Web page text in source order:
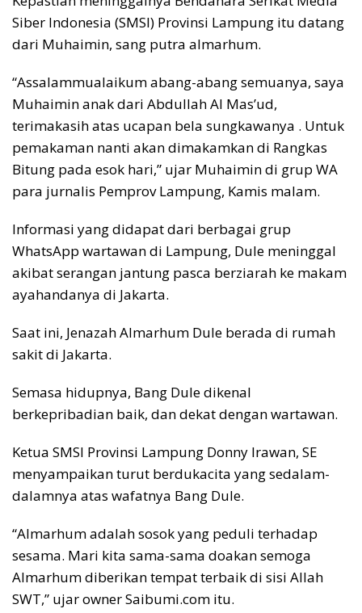
Siber Indonesia (SMSI) Provinsi Lampung itu datang
dari Muhaimin, sang putra almarhum.
“Assalammualaikum abang-abang semuanya, saya
Muhaimin anak dari Abdullah Al Mas’ud,
terimakasih atas ucapan bela sungkawanya . Untuk
pemakaman nanti akan dimakamkan di Rangkas
Bitung pada esok hari,” ujar Muhaimin di grup WA
para jurnalis Pemprov Lampung, Kamis malam.
Informasi yang didapat dari berbagai grup
WhatsApp wartawan di Lampung, Dule meninggal
akibat serangan jantung pasca berziarah ke makam
ayahandanya di Jakarta.
Saat ini, Jenazah Almarhum Dule berada di rumah
sakit di Jakarta.
Semasa hidupnya, Bang Dule dikenal
berkepribadian baik, dan dekat dengan wartawan.
Ketua SMSI Provinsi Lampung Donny Irawan, SE
menyampaikan turut berdukacita yang sedalam-
dalamnya atas wafatnya Bang Dule.
“Almarhum adalah sosok yang peduli terhadap
sesama. Mari kita sama-sama doakan semoga
Almarhum diberikan tempat terbaik di sisi Allah
SWT,” ujar owner Saibumi.com itu.